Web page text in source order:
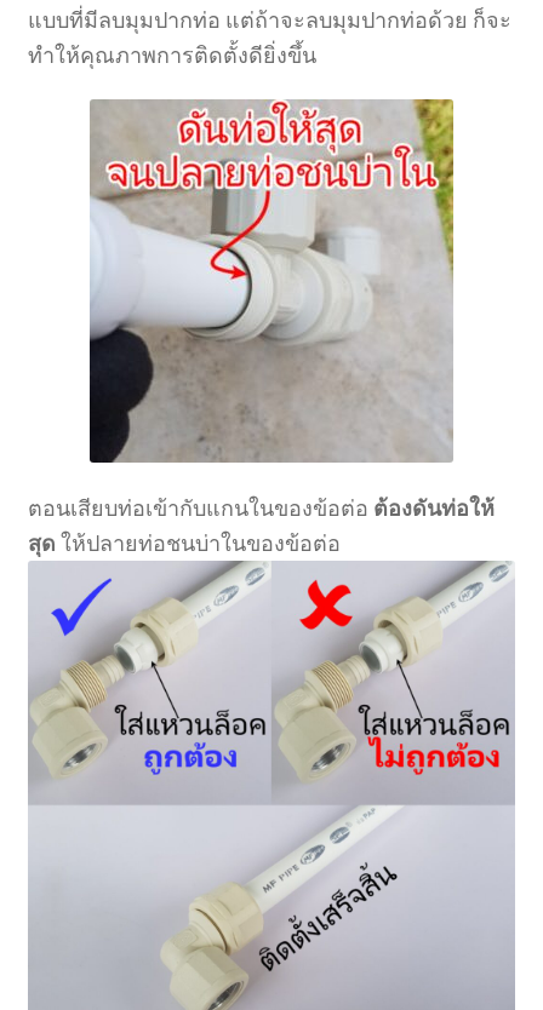
แบบที่มีลบมุมปากท่อ แต่ถ้าจะลบมุมปากท่อด้วย ก็จะ
ทำให้คุณภาพการติดตั้งดียิ่งขึ้น
ตอนเสียบท่อเข้ากับแกนในของข้อต่อ ต้องดันท่อให้
สุด ให้ปลายท่อชนบ่าในของข้อต่อ